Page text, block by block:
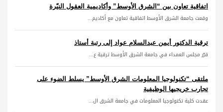
اتفاقية تعاون بين “الشرق الأوسط” وأكاديمية العقول النيّرة
وقعت جامعة الشرق الأوسط اتفاقية تعاون مع أكاديم...
ترقية الدكتور أيمن عبدالسلام عواد إلى رتبة أستاذ
قرّر مجلس العمداء في جامعة الشرق الأوسط ترقية ع...
ملتقى “تكنولوجيا المعلومات الشرق الأوسط” يسلط الضوء على
تجارب خريجيها الوظيفية
عقدت كلية تكنولوجيا المعلومات في جامعة الشرق ال...